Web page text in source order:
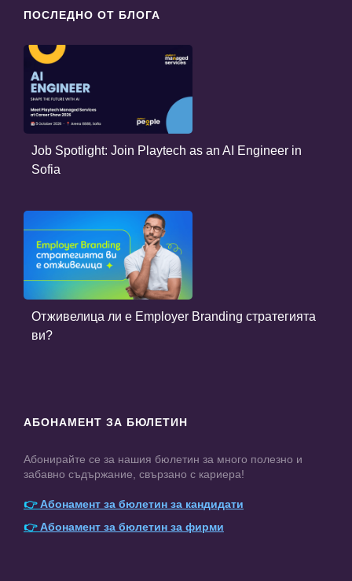
ПОСЛЕДНО ОТ БЛОГА
Job Spotlight: Join Playtech as an AI Engineer in
Sofia
Отживелица ли е Employer Branding стратегията
ви?
АБОНАМЕНТ ЗА БЮЛЕТИН
Абонирайте се за нашия бюлетин за много полезно и
забавно съдържание, свързано с кариера!
👉Абонамент за бюлетин за кандидати
👉Абонамент за бюлетин за фирми